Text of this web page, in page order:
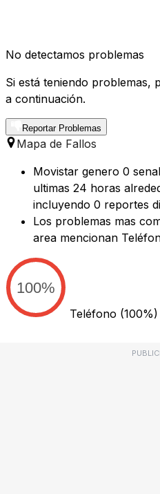
No detectamos problemas
Si está teniendo
a continuación.
Reportar Problemas
Mapa de Fallos
Movistar genero 0
ultimas 24 horas
incluyendo 0 reportes
Los problemas mas
area mencionan
100%
Teléfono (100%)